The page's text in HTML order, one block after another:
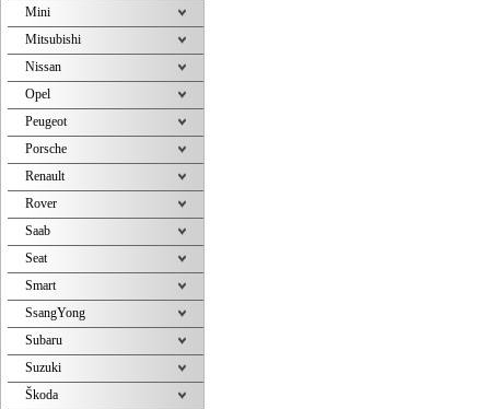
Mini
Mitsubishi
Nissan
Opel
Peugeot
Porsche
Renault
Rover
Saab
Seat
Smart
SsangYong
Subaru
Suzuki
Škoda